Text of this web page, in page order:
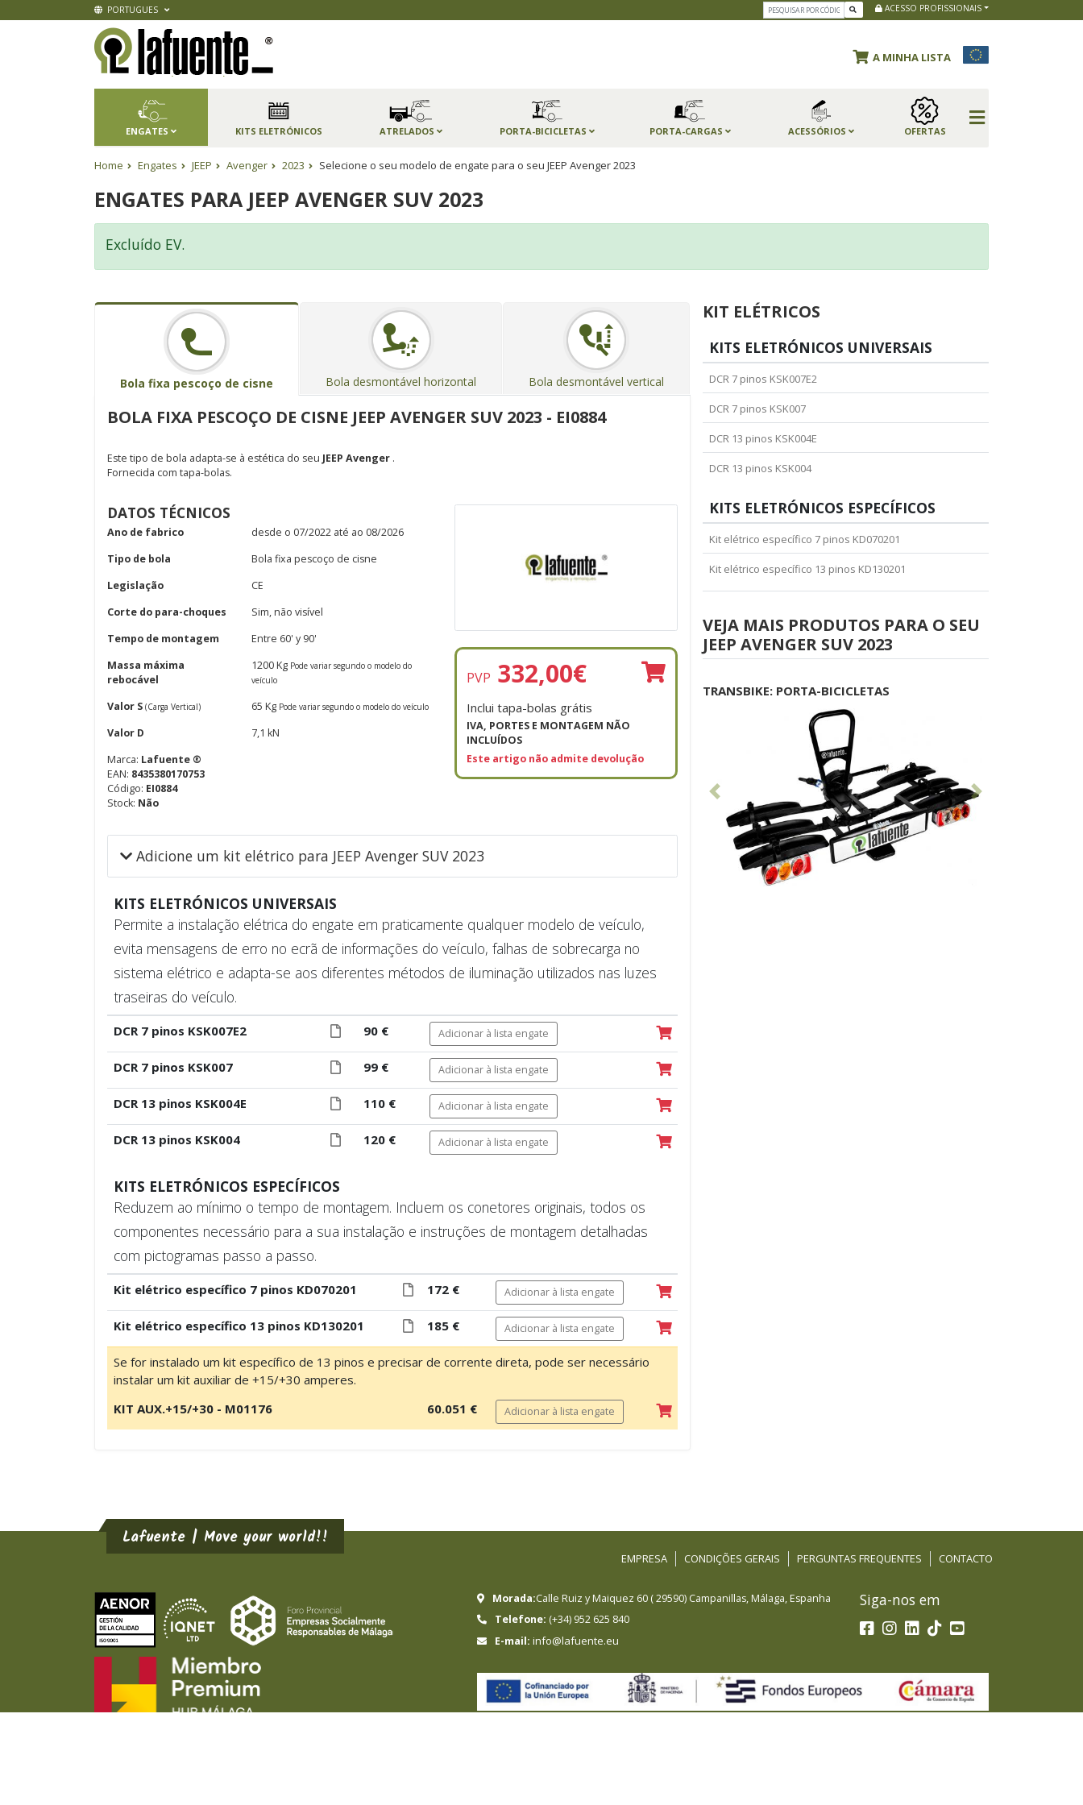
PORTUGUES ACESSO PROFISSIONAIS
A MINHA LISTA
ENGATES KITS ELETRÓNICOS ATRELADOS PORTA-BICICLETAS PORTA-CARGAS ACESSÓRIOS OFERTAS
Home Engates JEEP Avenger 2023 Selecione o seu modelo de engate para o seu JEEP Avenger 2023
ENGATES PARA JEEP AVENGER SUV 2023
Excluído EV.
Bola fixa pescoço de cisne Bola desmontável horizontal Bola desmontável vertical
BOLA FIXA PESCOÇO DE CISNE JEEP AVENGER SUV 2023 - EI0884
Este tipo de bola adapta-se à estética do seu JEEP Avenger .
Fornecida com tapa-bolas.
DATOS TÉCNICOS
Ano de fabrico
desde o 07/2022 até ao 08/2026
Tipo de bola
Bola fixa pescoço de cisne
Legislação
CE
Corte do para-choques
Sim, não visível
Tempo de montagem
Entre 60' y 90'
Massa máxima
rebocável
1200 Kg Pode variar segundo o modelo do
veículo
Valor S (Carga Vertical) 65 Kg Pode variar segundo o modelo do veículo
Valor D
7,1 kN
Marca: Lafuente ®
EAN: 8435380170753
Código: EI0884
Stock: Não
PVP 332,00€
Inclui tapa-bolas grátis
IVA, PORTES E MONTAGEM NÃO
INCLUÍDOS
Este artigo não admite devolução
Adicione um kit elétrico para JEEP Avenger SUV 2023
KITS ELETRÓNICOS UNIVERSAIS
Permite a instalação elétrica do engate em praticamente qualquer modelo de veículo,
evita mensagens de erro no ecrã de informações do veículo, falhas de sobrecarga no
sistema elétrico e adapta-se aos diferentes métodos de iluminação utilizados nas luzes
traseiras do veículo.
DCR 7 pinos KSK007E2 90 € Adicionar à lista engate
DCR 7 pinos KSK007 99 € Adicionar à lista engate
DCR 13 pinos KSK004E 110 € Adicionar à lista engate
DCR 13 pinos KSK004 120 € Adicionar à lista engate
KITS ELETRÓNICOS ESPECÍFICOS
Reduzem ao mínimo o tempo de montagem. Incluem os conetores originais, todos os
componentes necessário para a sua instalação e instruções de montagem detalhadas
com pictogramas passo a passo.
Kit elétrico específico 7 pinos KD070201 172 € Adicionar à lista engate
Kit elétrico específico 13 pinos KD130201 185 € Adicionar à lista engate
Se for instalado um kit específico de 13 pinos e precisar de corrente direta, pode ser necessário
instalar um kit auxiliar de +15/+30 amperes.
KIT AUX.+15/+30 - M01176
60.051 € Adicionar à lista engate
KIT ELÉTRICOS
KITS ELETRÓNICOS UNIVERSAIS
DCR 7 pinos KSK007E2
DCR 7 pinos KSK007
DCR 13 pinos KSK004E
DCR 13 pinos KSK004
KITS ELETRÓNICOS ESPECÍFICOS
Kit elétrico específico 7 pinos KD070201
Kit elétrico específico 13 pinos KD130201
VEJA MAIS PRODUTOS PARA O SEU
JEEP AVENGER SUV 2023
TRANSBIKE: PORTA-BICICLETAS
Lafuente | Move your world!!
EMPRESA CONDIÇÕES GERAIS PERGUNTAS FREQUENTES CONTACTO
Morada:Calle Ruiz y Maiquez 60 (29590) Campanillas, Málaga, Espanha
Telefone: (+34) 952 625 840
E-mail: info@lafuente.eu
Siga-nos em